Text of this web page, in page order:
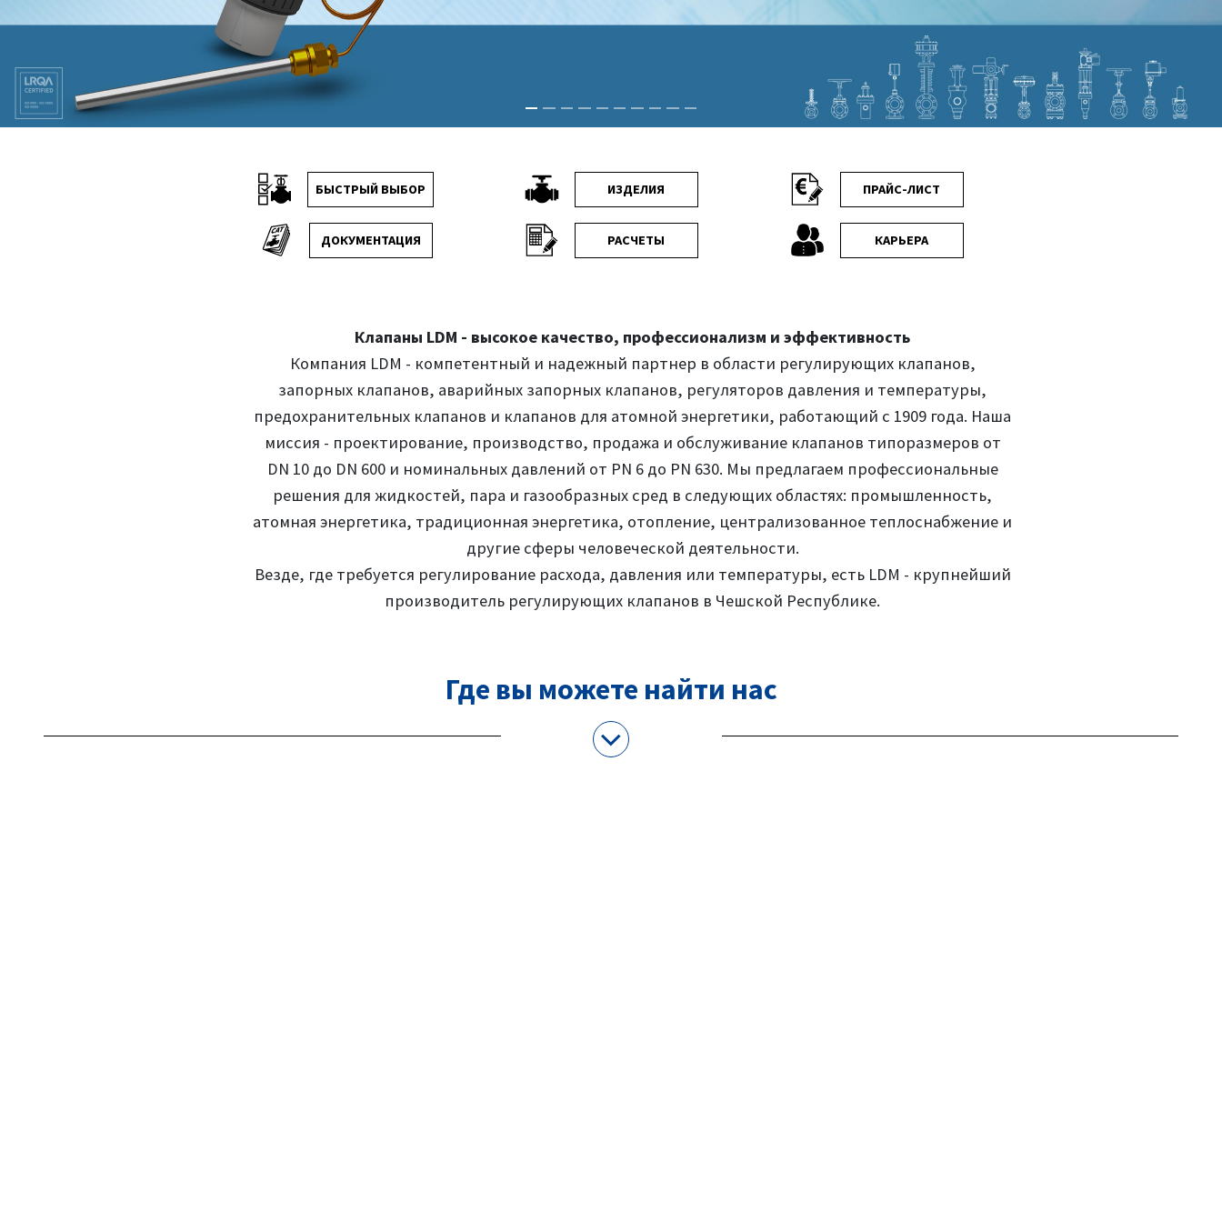
БЫСТРЫЙ ВЫБОР ИЗДЕЛИЯ ПРАЙС-ЛИСТ
ДОКУМЕНТАЦИЯ РАСЧЕТЫ КАРЬЕРА
Клапаны LDM - высокое качество, профессионализм и эффективность
Компания LDM - компетентный и надежный партнер в области регулирующих клапанов,
запорных клапанов, аварийных запорных клапанов, регуляторов давления и температуры,
предохранительных клапанов и клапанов для атомной энергетики, работающий с 1909 года. Наша
миссия - проектирование, производство, продажа и обслуживание клапанов типоразмеров от
DN 10 до DN 600 и номинальных давлений от PN 6 до PN 630. Мы предлагаем профессиональные
решения для жидкостей, пара и газообразных сред в следующих областях: промышленность,
атомная энергетика, традиционная энергетика, отопление, централизованное теплоснабжение и
другие сферы человеческой деятельности.
Везде, где требуется регулирование расхода, давления или температуры, есть LDM - крупнейший
производитель регулирующих клапанов в Чешской Республике.
Где вы можете найти нас